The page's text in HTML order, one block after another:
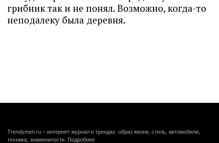
грибник так и не понял. Возможно, когда-то
неподалеку была деревня.
Trendymen.ru – интернет-журнал о трендах: образ жизни, стиль, автомобили,
техника, знаменитости. Подробнее